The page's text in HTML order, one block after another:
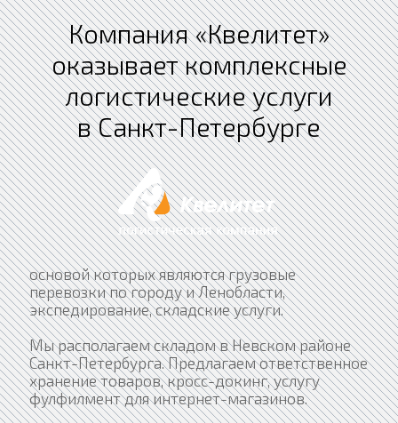
Компания «Квелитет»
оказывает комплексные
логистические услуги
в Санкт-Петербурге
основой которых являются грузовые
перевозки по городу и Ленобласти,
экспедирование, складские услуги.
Мы располагаем складом в Невском районе
Санкт-Петербурга. Предлагаем ответственное
хранение товаров, кросс-докинг, услугу
фулфилмент для интернет-магазинов.